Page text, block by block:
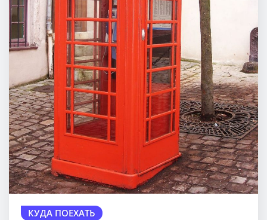
КУДА ПОЕХАТЬ